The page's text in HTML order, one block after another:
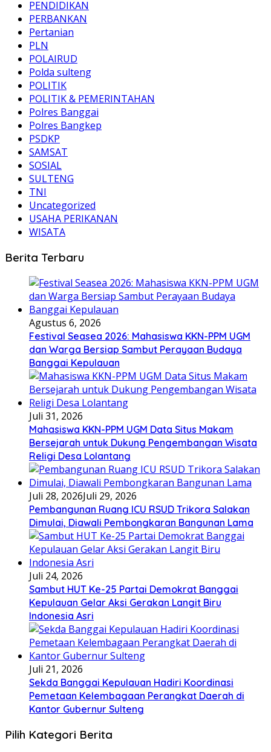
PENDIDIKAN
PERBANKAN
Pertanian
PLN
POLAIRUD
Polda sulteng
POLITIK
POLITIK & PEMERINTAHAN
Polres Banggai
Polres Bangkep
PSDKP
SAMSAT
SOSIAL
SULTENG
TNI
Uncategorized
USAHA PERIKANAN
WISATA
Berita Terbaru
Agustus 6, 2026
Festival Seasea 2026: Mahasiswa KKN-PPM UGM
dan Warga Bersiap Sambut Perayaan Budaya
Banggai Kepulauan
Juli 31, 2026
Mahasiswa KKN-PPM UGM Data Situs Makam
Bersejarah untuk Dukung Pengembangan Wisata
Religi Desa Lolantang
Juli 28, 2026Juli 29, 2026
Pembangunan Ruang ICU RSUD Trikora Salakan
Dimulai, Diawali Pembongkaran Bangunan Lama
Juli 24, 2026
Sambut HUT Ke-25 Partai Demokrat Banggai
Kepulauan Gelar Aksi Gerakan Langit Biru
Indonesia Asri
Juli 21, 2026
Sekda Banggai Kepulauan Hadiri Koordinasi
Pemetaan Kelembagaan Perangkat Daerah di
Kantor Gubernur Sulteng
Pilih Kategori Berita